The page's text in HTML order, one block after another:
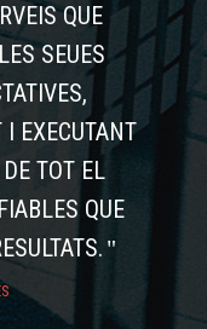
QUE
SEUES
EXECUTANT
TOT EL
QUE